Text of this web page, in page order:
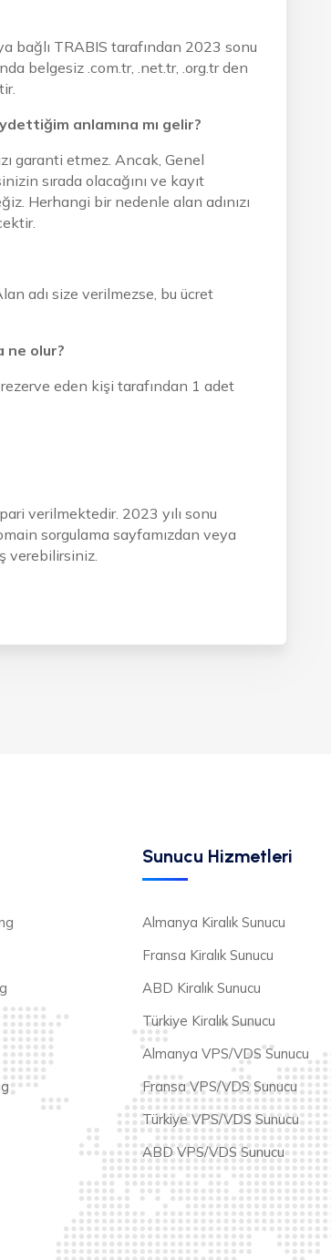
bağlı TRABIS tarafından 2023 sonu
belgesiz .com.tr, .net.tr, .org.tr den
anlamına mı gelir?
garanti etmez. Ancak, Genel
sırada olacağını ve kayıt
Herhangi bir nedenle alan adınızı
adı size verilmezse, bu ücret
ne olur?
eden kişi tarafından 1 adet
verilmektedir. 2023 yılı sonu
sorgulama sayfamızdan veya
verebilirsiniz.
Sunucu Hizmetleri
Almanya Kiralık Sunucu
Fransa Kiralık Sunucu
ABD Kiralık Sunucu
Türkiye Kiralık Sunucu
Almanya VPS/VDS Sunucu
Fransa VPS/VDS Sunucu
Türkiye VPS/VDS Sunucu
ABD VPS/VDS Sunucu